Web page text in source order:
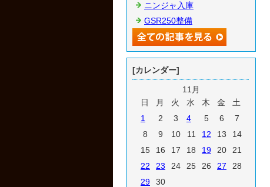
ニンジャ入庫
GSR250整備
[カレンダー]
11月
日
月 火 水 木 金
土
1
2 3 4 5 6
7
8
9 10 11 12 13
14
15
16 17 18 19 20
21
22
23 24 25 26 27
28
29
30